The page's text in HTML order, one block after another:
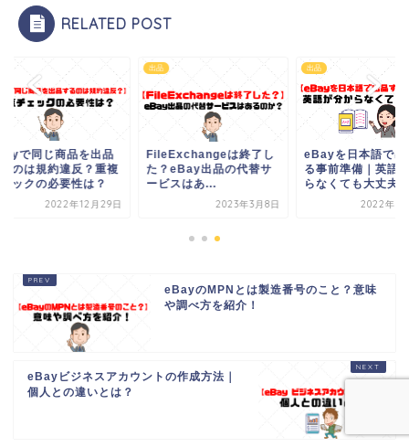
RELATED POST
で同じ商品を出品
のは規約違反？重複
ックの必要性は？
2022年12月29日
出品
FileExchangeは終了し
た？eBay出品の代替サ
ービスはあ...
2023年3月8日
出品
eBayを日本語で出
る事前準備｜英語が
らなくても大丈夫！
2022年12
eBayのMPNとは製造番号のこと？意味
や調べ方を紹介！
eBayビジネスアカウントの作成方法｜
個人との違いとは？